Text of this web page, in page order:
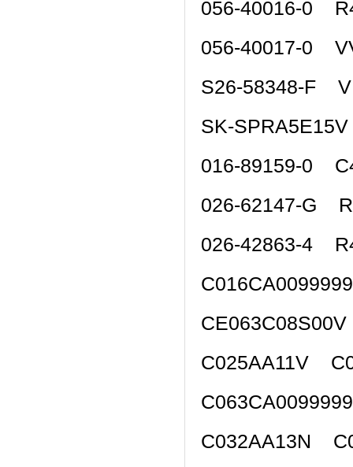
056-40016-0
056-40017-0
S26-58348-F
SK-
016-89159-0
026-62147-G
026-42863-4
C025AA11V
C032AA13N